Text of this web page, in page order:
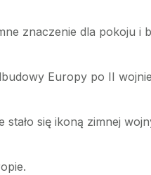
znaczenie dla pokoju i
Europy po II
się ikoną zimnej